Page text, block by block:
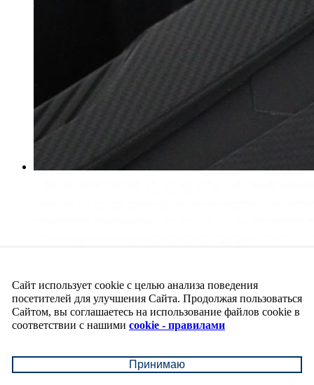
Сайт использует cookie с целью анализа поведения
посетителей для улучшения Сайта. Продолжая пользоваться
Сайтом, вы соглашаетесь на использование файлов cookie в
соответствии с нашими cookie - правилами
Принимаю